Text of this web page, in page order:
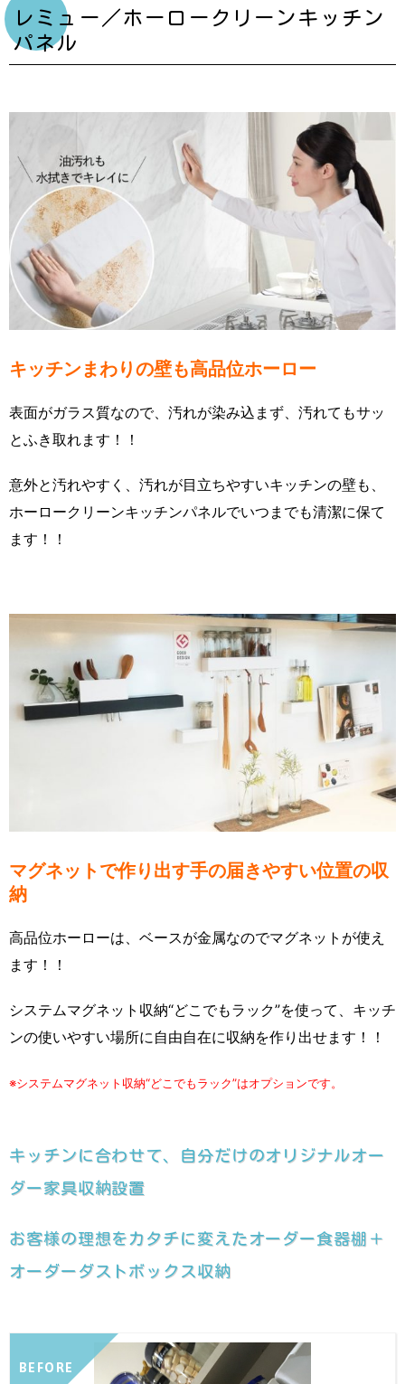
レミュー／ホーロークリーンキッチン
パネル
キッチンまわりの壁も高品位ホーロー
表面がガラス質なので、汚れが染み込まず、汚れてもサッ
とふき取れます！！
意外と汚れやすく、汚れが目立ちやすいキッチンの壁も、
ホーロークリーンキッチンパネルでいつまでも清潔に保て
ます！！
マグネットで作り出す手の届きやすい位置の収
納
高品位ホーローは、ベースが金属なのでマグネットが使え
ます！！
システムマグネット収納“どこでもラック”を使って、キッチ
ンの使いやすい場所に自由自在に収納を作り出せます！！
※システムマグネット収納“どこでもラック”はオプションです。
キッチンに合わせて、自分だけのオリジナルオー
ダー家具収納設置
お客様の理想をカタチに変えたオーダー食器棚＋
オーダーダストボックス収納
BEFORE